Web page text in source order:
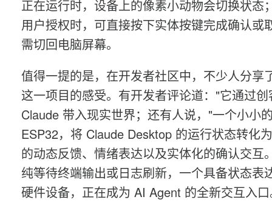
正在运行时，设备上的像素小动物会切换状态
用户授权时，可直接按下实体按键完成确认或
需切回电脑屏幕。
值得一提的是，在开发者社区中，不少人分享
这一项目的感受。有开发者评论道："它通过创
Claude 带入现实世界；还有人说，"一个小小
ESP32，将 Claude Desktop 的运行状态转化
的动态反馈、情绪表达以及实体化的确认交互
纯等待终端输出或日志刷新，一个具备状态表
硬件设备，正在成为 AI Agent 的全新交互入口